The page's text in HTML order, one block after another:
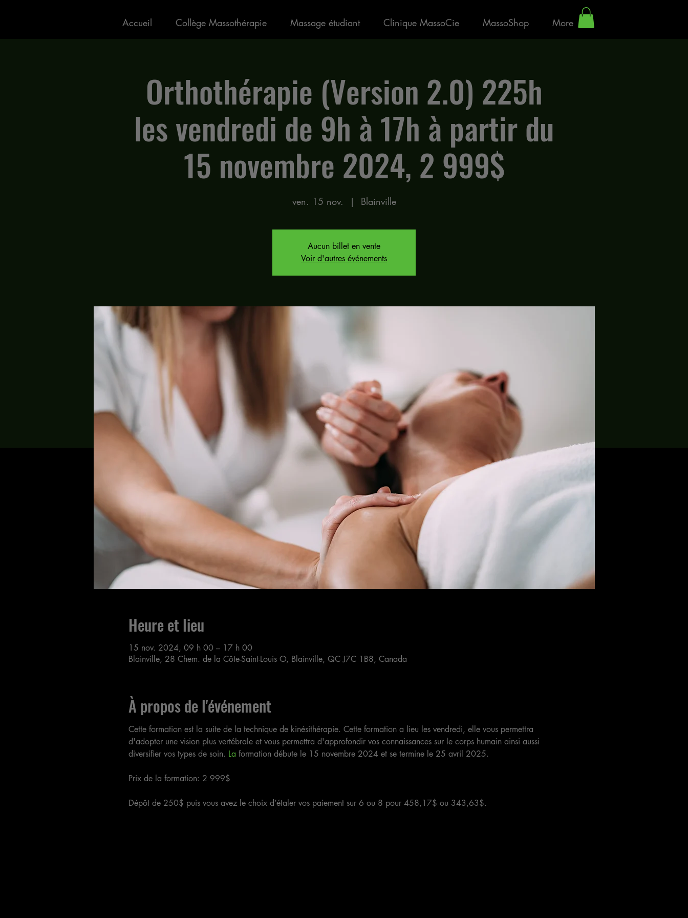
Accueil Collège Massothérapie Massage étudiant Clinique MassoCie MassoShop More
Orthothérapie (Version 2.0) 225h
les vendredi de 9h à 17h à partir du
15 novembre 2024, 2 999$
ven. 15 nov.
  |
Blainville
Aucun billet en vente
Voir d'autres événements
Heure et lieu
15 nov. 2024, 09 h 00 – 17 h 00
Blainville, 28 Chem. de la Côte-Saint-Louis O, Blainville, QC J7C 1B8, Canada
À propos de l'événement
Cette formation est la suite de la technique de kinésithérapie. Cette formation a lieu les vendredi, elle vous permettra
d'adopter une vision plus vertébrale et vous permettra d'approfondir vos connaissances sur le corps humain ainsi aussi
diversifier vos types de soin. La formation débute le 15 novembre 2024 et se termine le 25 avril 2025.
Prix de la formation: 2 999$
Dépôt de 250$ puis vous avez le choix d’étaler vos paiement sur 6 ou 8 pour 458,17$ ou 343,63$.